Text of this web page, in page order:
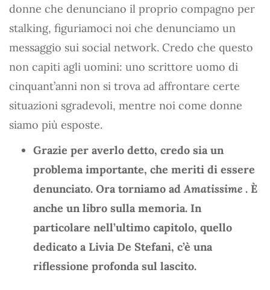
donne che denunciano il proprio compagno per
stalking, figuriamoci noi che denunciamo un
messaggio sui social network. Credo che questo
non capiti agli uomini: uno scrittore uomo di
cinquant’anni non si trova ad affrontare certe
situazioni sgradevoli, mentre noi come donne
siamo più esposte.
Grazie per averlo detto, credo sia un
problema importante, che meriti di essere
denunciato. Ora torniamo adAmatissime . È
anche un libro sulla memoria. In
particolare nell’ultimo capitolo, quello
dedicato a Livia De Stefani, c’è una
riflessione profonda sul lascito.